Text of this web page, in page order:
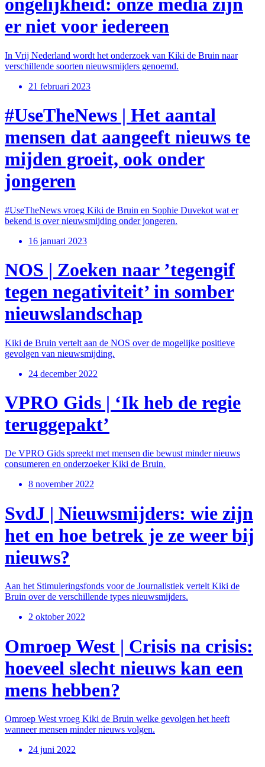
ongelijkheid: onze media zijn
er niet voor iedereen
In Vrij Nederland wordt het onderzoek van Kiki de Bruin naar
verschillende soorten nieuwsmijders genoemd.
21 februari 2023
#UseTheNews | Het aantal
mensen dat aangeeft nieuws te
mijden groeit, ook onder
jongeren
#UseTheNews vroeg Kiki de Bruin en Sophie Duvekot wat er
bekend is over nieuwsmijding onder jongeren.
16 januari 2023
NOS | Zoeken naar ’tegengif
tegen negativiteit’ in somber
nieuwslandschap
Kiki de Bruin vertelt aan de NOS over de mogelijke positieve
gevolgen van nieuwsmijding.
24 december 2022
VPRO Gids | ‘Ik heb de regie
teruggepakt’
De VPRO Gids spreekt met mensen die bewust minder nieuws
consumeren en onderzoeker Kiki de Bruin.
8 november 2022
SvdJ | Nieuwsmijders: wie zijn
het en hoe betrek je ze weer bij
nieuws?
Aan het Stimuleringsfonds voor de Journalistiek vertelt Kiki de
Bruin over de verschillende types nieuwsmijders.
2 oktober 2022
Omroep West | Crisis na crisis:
hoeveel slecht nieuws kan een
mens hebben?
Omroep West vroeg Kiki de Bruin welke gevolgen het heeft
wanneer mensen minder nieuws volgen.
24 juni 2022